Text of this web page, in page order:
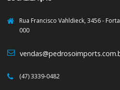
Rua Francisco Vahldieck, 3456 -
000
(47) 3339-0482